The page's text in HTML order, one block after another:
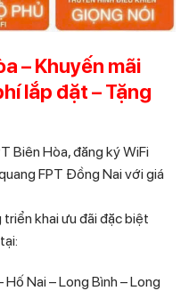
– Khuyến mãi
lắp đặt – Tặng
Biên Hòa, đăng ký WiFi
FPT Đồng Nai với giá
khai ưu đãi đặc biệt
Hố Nai – Long Bình – Long